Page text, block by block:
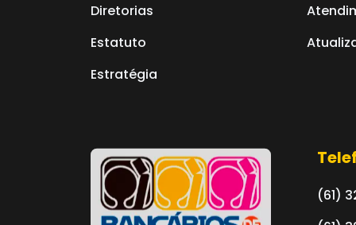
Diretorias
Estatuto
Estratégia
(61)